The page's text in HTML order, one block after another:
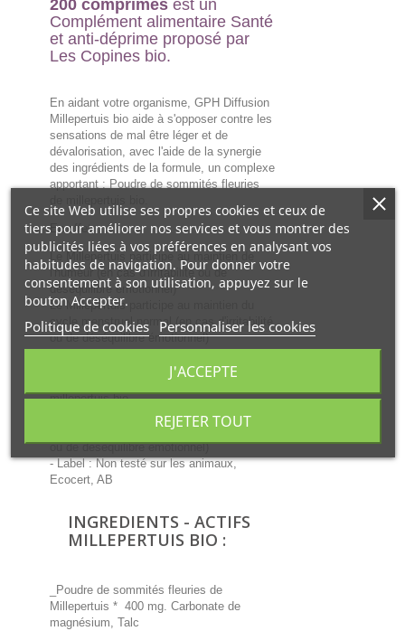
200 comprimés est un
Complément alimentaire Santé
et anti-déprime proposé par
Les Copines bio.
En aidant votre organisme, GPH Diffusion
Millepertuis bio aide à s'opposer contre les
sensations de mal être léger et de
dévalorisation, avec l'aide de la synergie
des ingrédients de la formule, un complexe
apportant : Poudre de sommités fleuries
En effet :
Le Millepertuis participe au maintien de
l'humeur (en cas d'irritabilité ou de
déséquilibre émotionnel)
Le Millepertuis participe au maintien du
cycle menstruel normal (en cas d'irritabilité
ou de déséquilibre émotionnel)
Les caractéristiques de la Formule :
- Actifs : des actifs comme la poudre de
millepertuis bio
- Activité : Hypericum perforatum contribue
au maintien de l'humeur (en cas d'irritabilité
ou de déséquilibre émotionnel)
- Label : Non testé sur les animaux,
Ecocert, AB
INGREDIENTS - ACTIFS
MILLEPERTUIS BIO :
_Poudre de sommités fleuries de
Millepertuis * 400 mg. Carbonate de
magnésium, Talc
Ce site Web utilise ses propres cookies et ceux de
tiers pour améliorer nos services et vous montrer des
publicités liées à vos préférences en analysant vos
habitudes de navigation. Pour donner votre
consentement à son utilisation, appuyez sur le
bouton Accepter.
Politique de cookies Personnaliser les cookies
REJETER TOUT
J'ACCEPTE